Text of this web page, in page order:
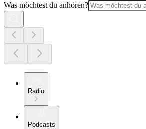
Was möchtest du anhören?
Radio
Podcasts